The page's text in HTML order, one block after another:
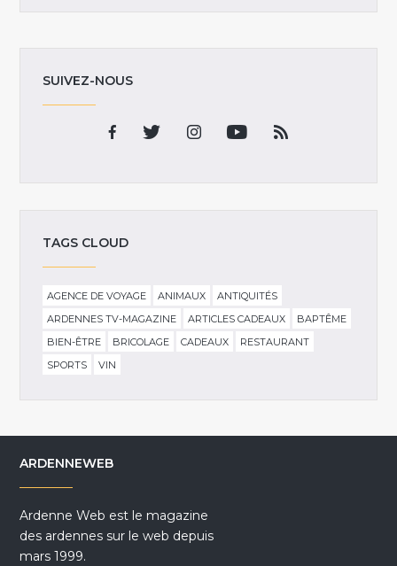
SUIVEZ-NOUS
TAGS CLOUD
AGENCE DE VOYAGE ANIMAUX
ANTIQUITÉS
ARDENNES TV-MAGAZINE
ARTICLES CADEAUX
BAPTÊME
BIEN-ÊTRE
BRICOLAGE CADEAUX
RESTAURANT
SPORTS
VIN
ARDENNEWEB
Ardenne Web est le magazine
des ardennes sur le web depuis
mars 1999.